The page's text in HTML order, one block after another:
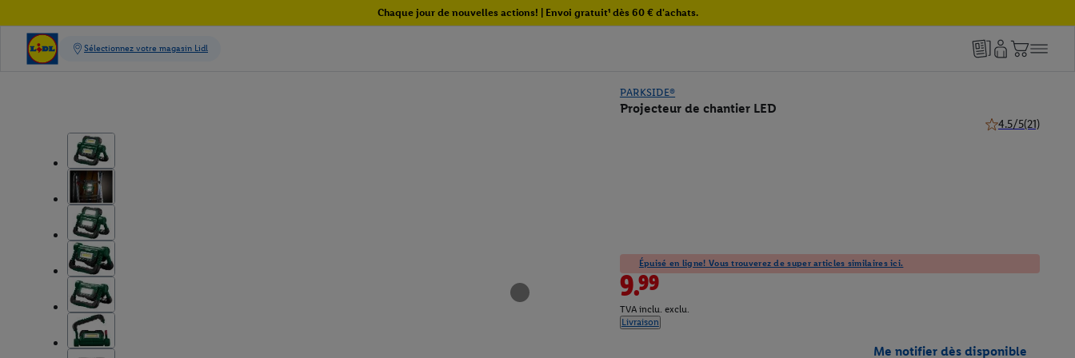
Chaque jour de nouvelles actions! | Envoi gratuit¹ dès 60 € d'achats.
PARKSIDE®
Projecteur de chantier LED
4.5/5(21)
Épuisé en ligne! Vous trouverez de super articles similaires ici.
9.99
TVA inclu. exclu.
Livraison
Me notifier dès disponible